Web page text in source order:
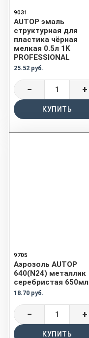
9031
AUTOP эмаль
структурная для
пластика чёрная
мелкая 0.5л 1K
PROFESSIONAL
25.52 руб.
− +
КУПИТЬ
9705
Аэрозоль AUTOP
640(N24) металлик
серебристая 650мл
18.70 руб.
− +
КУПИТЬ